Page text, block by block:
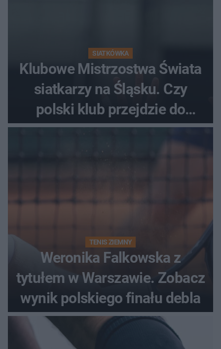
SIATKÓWKA
Klubowe Mistrzostwa Świata
siatkarzy na Śląsku. Czy
polski klub przejdzie do
historii
TENIS ZIEMNY
Weronika Falkowska z
tytułem w Warszawie. Zobacz
wynik polskiego finału debla